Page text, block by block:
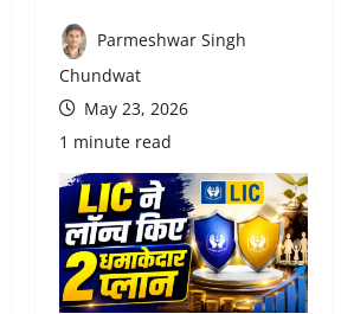
Parmeshwar Singh
Chundwat
May 23, 2026
1 minute read